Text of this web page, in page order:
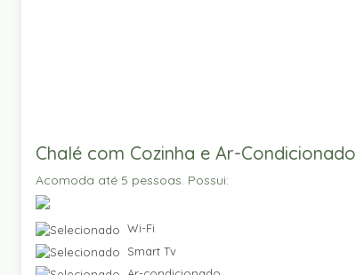
Chalé com Cozinha e Ar-Condicionado
Acomoda até 5 pessoas. Possui:
Wi-Fi
Smart Tv